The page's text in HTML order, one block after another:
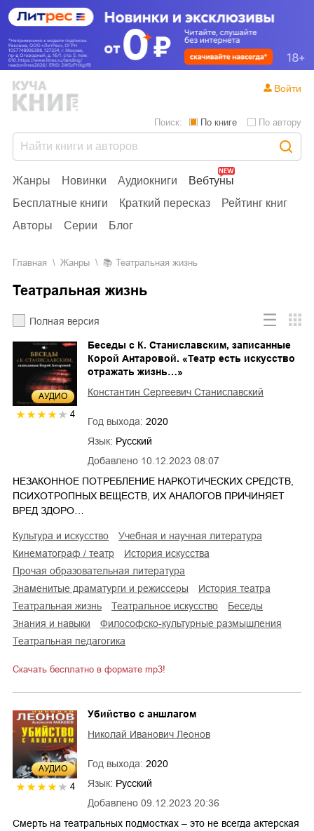
Жанры Новинки Аудиокниги
Вебтуны
Бесплатные книги
Краткий пересказ
Рейтинг книг
Авторы
Серии Блог
Поиск: По книге По автору
Войти
Главная Жанры Театральная жизнь
Театральная жизнь
Полная версия
AУДИО
4
Добавлено 10.12.2023 08:07
Беседы с К. Станиславским, записанные
Корой Антаровой. «Театр есть искусство
отражать жизнь…»
Константин Сергеевич Станиславский
Год выхода: 2020
Язык: Русский
НЕЗАКОННОЕ ПОТРЕБЛЕНИЕ НАРКОТИЧЕСКИХ СРЕДСТВ,
ПСИХОТРОПНЫХ ВЕЩЕСТВ, ИХ АНАЛОГОВ ПРИЧИНЯЕТ
ВРЕД ЗДОРО…
культура и искусство
учебная и научная литература
кинематограф / театр
история искусства
прочая образовательная литература
знаменитые драматурги и режиссеры
история театра
театральная жизнь
театральное искусство
беседы
знания и навыки
философско-культурные размышления
театральная педагогика
Скачать бесплатно в формате mp3!
AУДИО
4
Добавлено 09.12.2023 20:36
Убийство с аншлагом
Николай Иванович Леонов
Год выхода: 2020
Язык: Русский
Смерть на театральных подмостках – это не всегда актерская